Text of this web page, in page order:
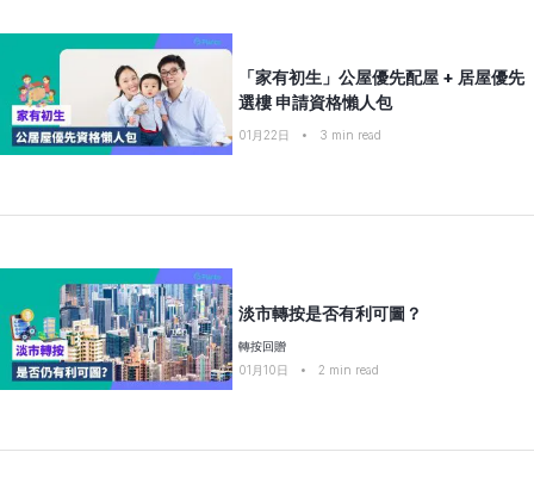
「家有初生」公屋優先配屋 + 居屋優先
選樓 申請資格懶人包
01月22日 • 3 min read
淡市轉按是否有利可圖？
轉按回贈
01月10日
• 2 min read